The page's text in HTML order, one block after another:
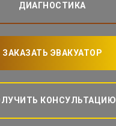
ДИАГНОСТИКА
ЗАКАЗАТЬ ЭВАКУАТОР
КОНСУЛЬТАЦИЮ